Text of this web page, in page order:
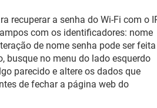
recuperar a senha do Wi-Fi com o
com os identificadores: nome
de nome senha pode ser feita
busque no menu do lado esquerdo
parecido e altere os dados que
de fechar a página web do